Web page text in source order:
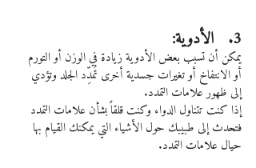
3.   الأدوية:
يمكن أن تسبب بعض الأدوية زيادة في الوزن أو التورم
أو الانتفاخ أو تغيرات جسدية أخرى تُمدِّد الجلد وتؤدي
إلى ظهور علامات التمدد.
إذا كنت تتناول الدواء وكنت قلقاً بشأن علامات التمدد
فتحدث إلى طبيبك حول الأشياء التي يمكنك القيام بها
حيال علامات التمدد.